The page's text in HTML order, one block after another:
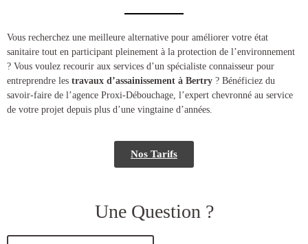
​​Vous recherchez une meilleure alternative pour améliorer votre état
sanitaire tout en participant pleinement à la protection de l’environnement
? Vous voulez recourir aux services d’un spécialiste connaisseur pour
entreprendre les travaux d’assainissement à Bertry ? Bénéficiez du
savoir-faire de l’agence Proxi-Débouchage, l’expert chevronné au service
de votre projet depuis plus d’une vingtaine d’années.
Nos Tarifs
Une Question ?